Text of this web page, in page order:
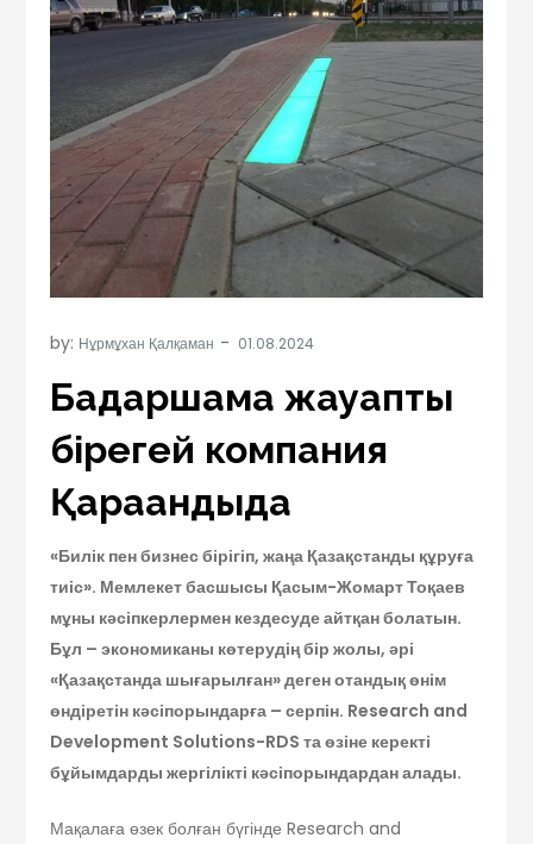
by: Нұрмұхан Қалқаман
Бағдаршамға жауапты
бірегей компания
Қарағандыда
«Билік пен бизнес бірігіп, жаңа Қазақстанды құруға
тиіс». Мемлекет басшысы Қасым-Жомарт Тоқаев
мұны кәсіпкерлермен кездесуде айтқан болатын.
Бұл – экономиканы көтерудің бір жолы, әрі
«Қазақстанда шығарылған» деген отандық өнім
өндіретін кәсіпорындарға – серпін. Research and
Development Solutions-RDS та өзіне керекті
бұйымдарды жергілікті кәсіпорындардан алады.
Мақалаға өзек болған бүгінде Research and